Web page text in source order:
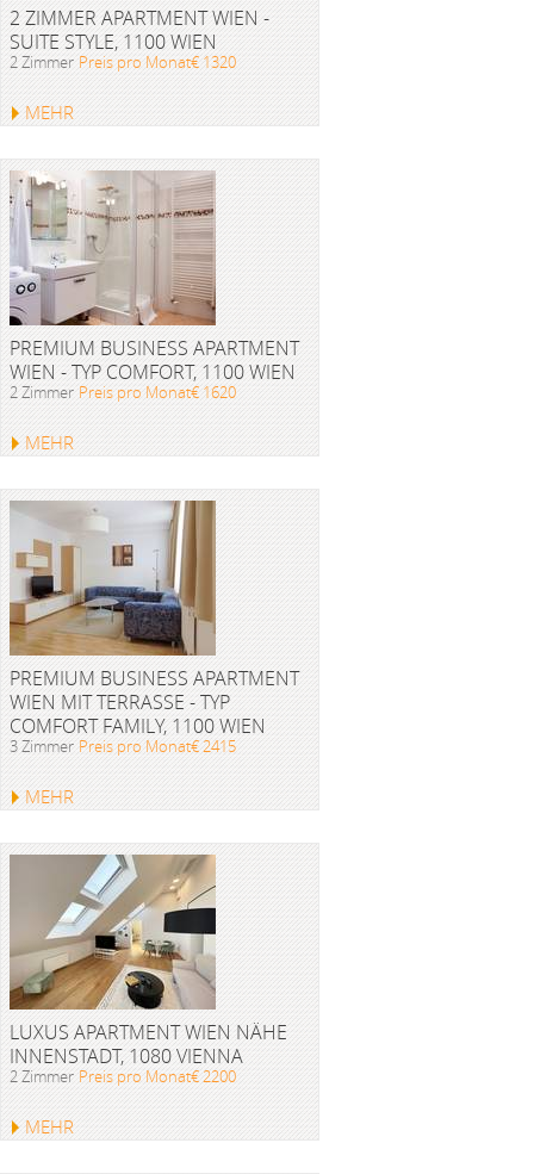
2 ZIMMER APARTMENT WIEN -
SUITE STYLE, 1100 WIEN
2 Zimmer Preis pro Monat€ 1320
MEHR
PREMIUM BUSINESS APARTMENT
WIEN - TYP COMFORT, 1100 WIEN
2 Zimmer Preis pro Monat€ 1620
MEHR
PREMIUM BUSINESS APARTMENT
WIEN MIT TERRASSE - TYP
COMFORT FAMILY, 1100 WIEN
3 Zimmer Preis pro Monat€ 2415
MEHR
LUXUS APARTMENT WIEN NÄHE
INNENSTADT, 1080 VIENNA
2 Zimmer Preis pro Monat€ 2200
MEHR